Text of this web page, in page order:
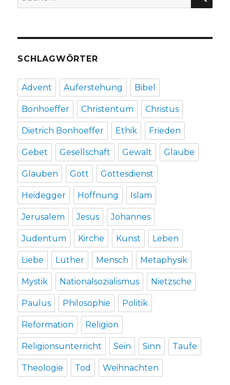
Blauth
Fleischer,
nach:
SCHLAGWÖRTER
Advent Auferstehung Bibel
Bonhoeffer Christentum Christus
Dietrich Bonhoeffer Ethik Frieden
Gebet Gesellschaft Gewalt Glaube
Glauben Gott Gottesdienst
Heidegger Hoffnung Islam
Jerusalem Jesus Johannes
Judentum Kirche Kunst Leben
Liebe Luther Mensch Metaphysik
Mystik Nationalsozialismus Nietzsche
Paulus Philosophie Politik
Reformation Religion
Religionsunterricht Sein Sinn Taufe
Theologie Tod Weihnachten